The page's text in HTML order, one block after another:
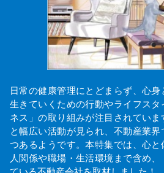
日常の健康管理にとどまらず、心
生きていくための行動やライフス
ネス」の取り組みが注目されてい
と幅広い活動が見られ、不動産業
つあるようです。本特集では、心
人関係や職場・生活環境まで含め